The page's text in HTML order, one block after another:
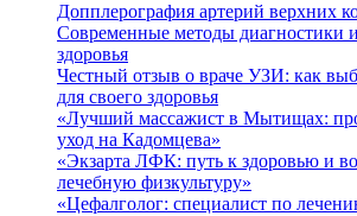
Допплерография артерий верхних
Современные методы диагностики
здоровья
Честный отзыв о враче УЗИ: как
для своего здоровья
«Лучший массажист в Мытищах:
уход на Кадомцева»
«Экзарта ЛФК: путь к здоровью и
лечебную физкультуру»
«Цефалголог: специалист по